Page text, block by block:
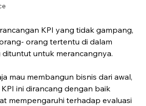
KPI yang tidak gampang,
orang tertentu di dalam
untuk merancangnya.
mau membangun bisnis dari awal,
ini dirancang dengan baik
mempengaruhi terhadap evaluasi